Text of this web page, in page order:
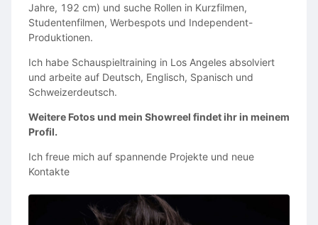
📩 HOW TO APPLY
Please send:
Recent headshots
Showreel (optional)
to:
📧motionpicturesjazz@gmail.com
CASTING IS CLOSED ON 17.08.2026
Jahre, 192 cm) und suche Rollen in Kurzfilmen,
Studentenfilmen, Werbespots und Independent-
Produktionen.
Ich habe Schauspieltraining in Los Angeles absolviert
und arbeite auf Deutsch, Englisch, Spanisch und
Schweizerdeutsch.
Weitere Fotos und mein Showreel findet ihr in meinem
Profil.
Ich freue mich auf spannende Projekte und neue
Kontakte